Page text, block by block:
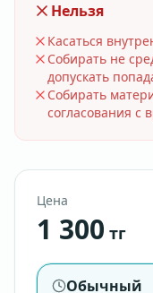
Нельзя
Касаться
Собирать не
допускать
Собирать
согласования с
Цена
1 300 тг
Обычный